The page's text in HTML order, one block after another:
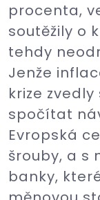
procenta,
soutěžily o
tehdy
Jenže
krize
spočítat
Evropská
šrouby, a s
banky,